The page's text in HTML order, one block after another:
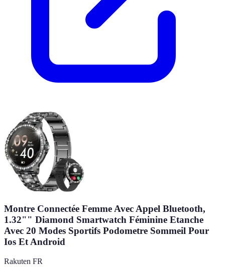
Montre Connectée Femme Avec Appel Bluetooth,
1.32"" Diamond Smartwatch Féminine Etanche
Avec 20 Modes Sportifs Podometre Sommeil Pour
Ios Et Android
Rakuten FR